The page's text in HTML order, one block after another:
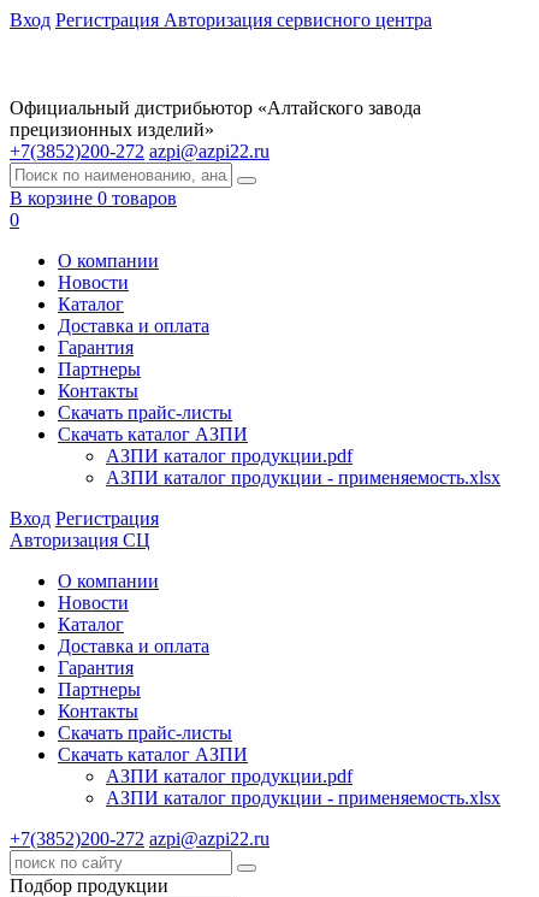
Вход Регистрация Авторизация сервисного центра
Официальный дистрибьютор «Алтайского завода
прецизионных изделий»
+7(3852)200-272 azpi@azpi22.ru
В корзине 0 товаров
0
О компании
Новости
Каталог
Доставка и оплата
Гарантия
Партнеры
Контакты
Скачать прайс-листы
Скачать каталог АЗПИ
АЗПИ каталог продукции.pdf
АЗПИ каталог продукции - применяемость.xlsx
Вход Регистрация
Авторизация СЦ
О компании
Новости
Каталог
Доставка и оплата
Гарантия
Партнеры
Контакты
Скачать прайс-листы
Скачать каталог АЗПИ
АЗПИ каталог продукции.pdf
АЗПИ каталог продукции - применяемость.xlsx
+7(3852)200-272 azpi@azpi22.ru
Подбор продукции